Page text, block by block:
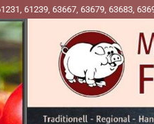
63691 und 63697 ab 30€